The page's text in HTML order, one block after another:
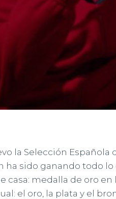
la Selección Española
ha sido ganando todo
casa: medalla de oro
el oro, la plata y el